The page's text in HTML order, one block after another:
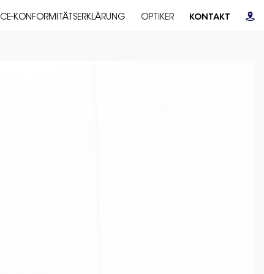
CE-KONFORMITÄTSERKLÄRUNG OPTIKER KONTAKT